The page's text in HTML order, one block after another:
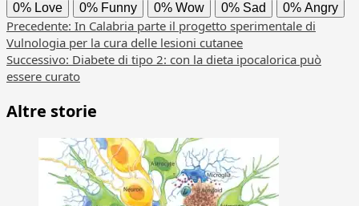
0% Love 0% Funny 0% Wow 0% Sad 0% Angry
Navigazione
articolo
Precedente: In Calabria parte il progetto sperimentale di
Vulnologia per la cura delle lesioni cutanee
Successivo: Diabete di tipo 2: con la dieta ipocalorica può
essere curato
Altre storie